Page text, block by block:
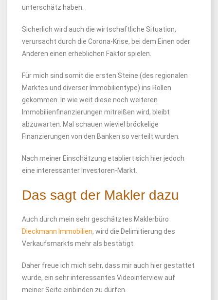
unterschätz haben.
Sicherlich wird auch die wirtschaftliche Situation,
verursacht durch die Corona-Krise, bei dem Einen oder
Anderen einen erheblichen Faktor spielen.
Für mich sind somit die ersten Steine (des regionalen
Marktes und diverser Immobilientype) ins Rollen
gekommen. In wie weit diese noch weiteren
Immobilienfinanzierungen mitreißen wird, bleibt
abzuwarten. Mal schauen wieviel bröckelige
Finanzierungen von den Banken so verteilt wurden.
Nach meiner Einschätzung etabliert sich hier jedoch
eine interessanter Investoren-Markt.
Das sagt der Makler dazu
Auch durch mein sehr geschätztes Maklerbüro
Dieckmann Immobilien, wird die Delimitierung des
Verkaufsmarkts mehr als bestätigt.
Daher freue ich mich sehr, dass mir auch hier gestattet
wurde, ein sehr interessantes Videointerview auf
meiner Seite einbinden zu dürfen.